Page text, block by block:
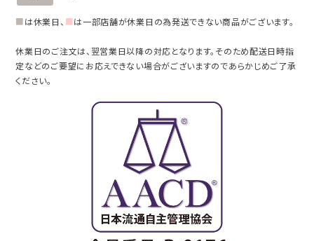
■は休業日、 ■は一部店舗が休業日の為発送できない商品がございます。
休業日のご注文は、翌営業日以降の対応となります。そのため配送日時指
定などのご要望にお応えできない場合がございますのであらかじめご了承
ください。